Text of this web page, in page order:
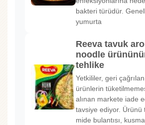
bakteri türüdür.
yumurta
Reeva tavuk
noodle
tehlike
Yetkililer, geri
ürünlerin
alınan markete iade
tavsiye ediyor. Ürünü
mide bulantısı,